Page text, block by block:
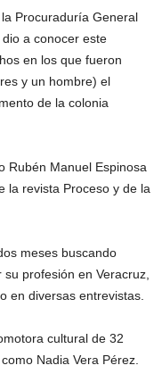
Procuraduría General
a conocer este
en los que fueron
y un hombre) el
de la colonia
Rubén Manuel Espinosa
la revista Proceso y de la
meses buscando
profesión en Veracruz,
en diversas entrevistas.
cultural de 32
Nadia Vera Pérez.